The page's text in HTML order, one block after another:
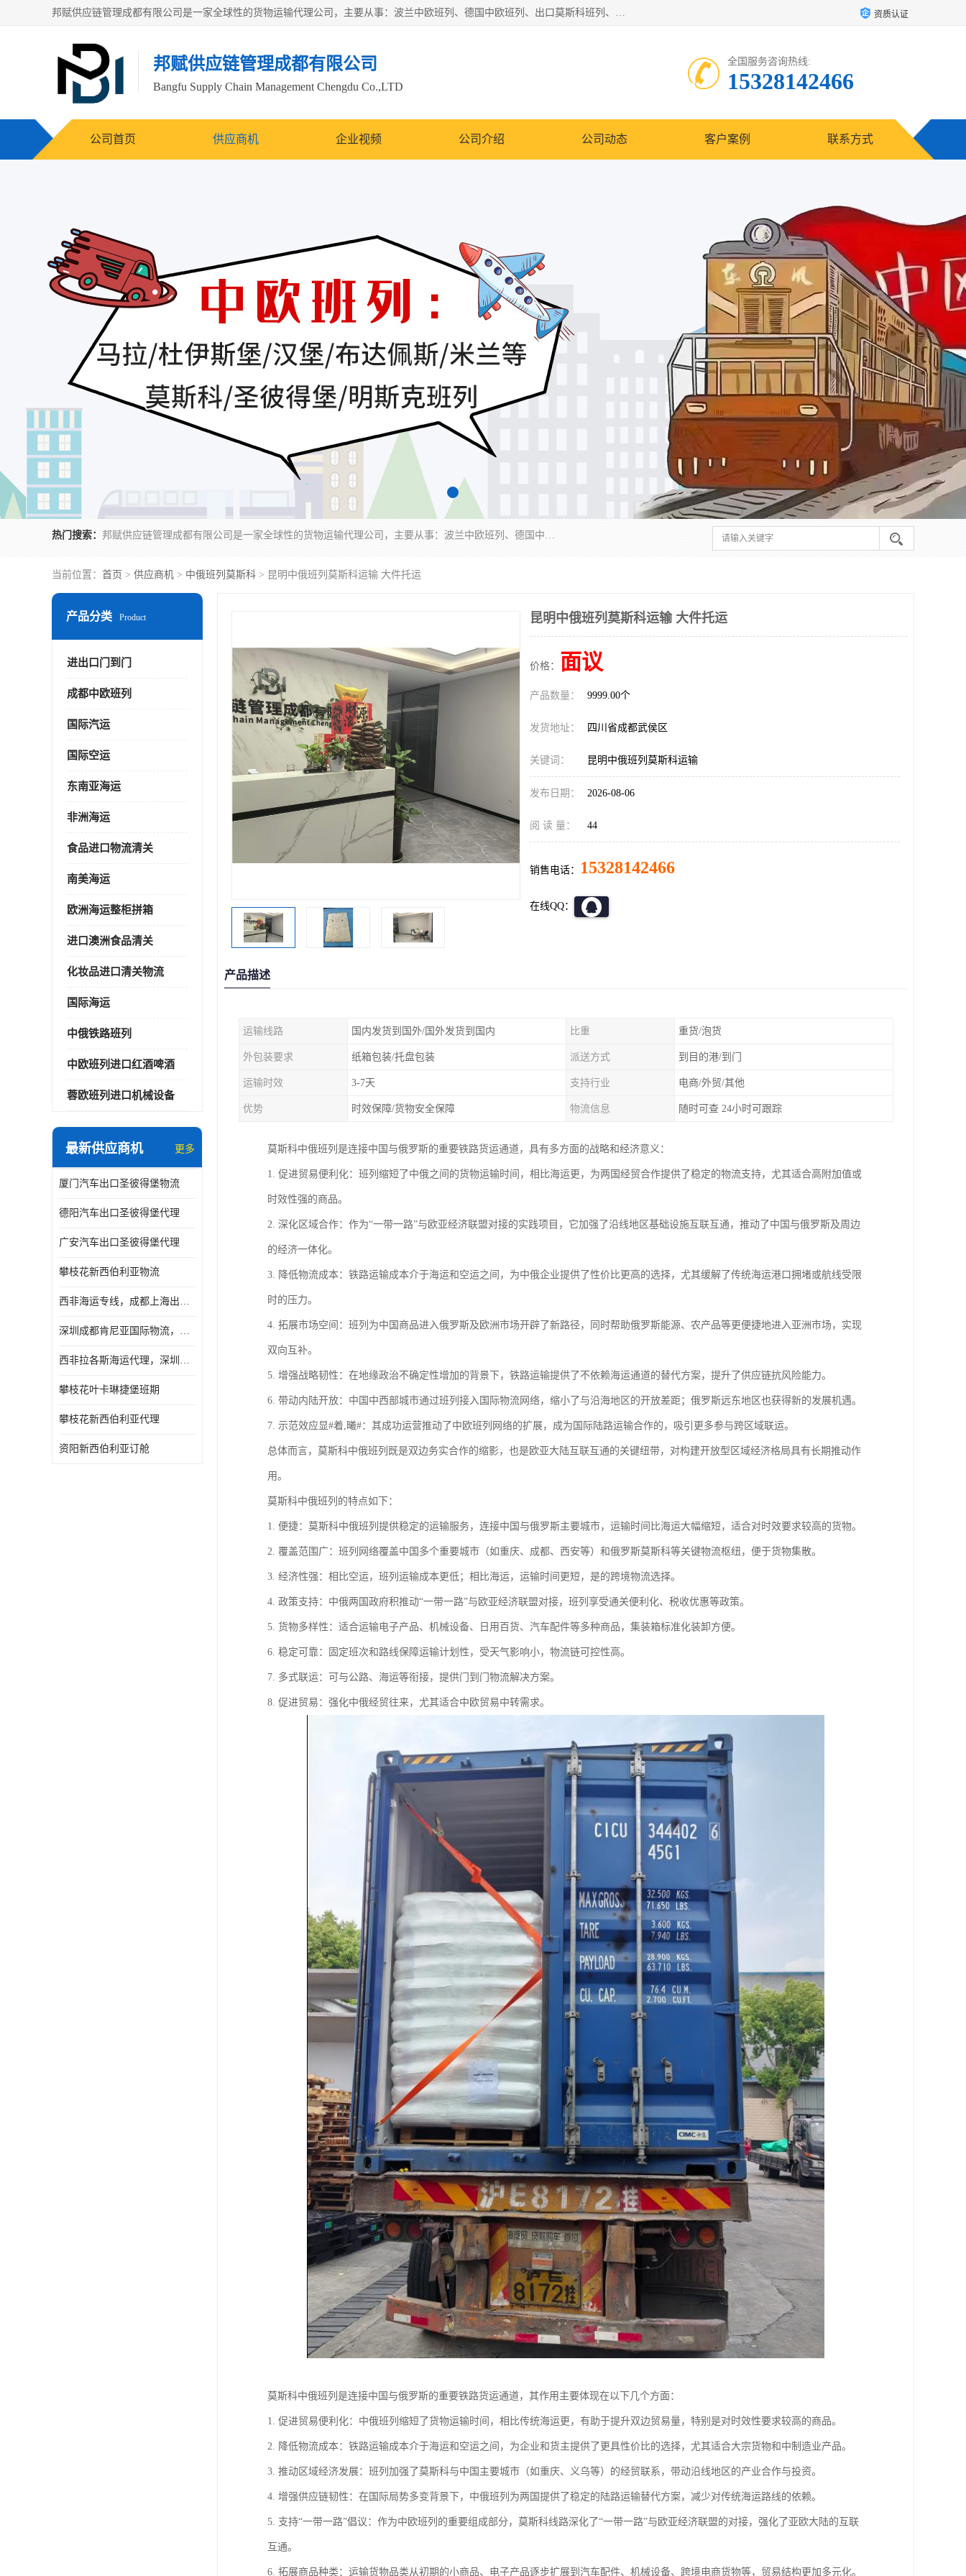
邦赋供应链管理成都有限公司是一家全球性的货物运输代理公司，主要从事：波兰中欧班列、德国中欧班列、出口莫斯科班列、中欧班列进口、蓉欧铁路、成都出口空运等业务，同时亦提供报关、报检、仓储、码头操作等服务。 资质认证
邦赋供应链管理成都有限公司
Bangfu Supply Chain Management Chengdu Co.,LTD
全国服务咨询热线:
15328142466
公司首页 供应商机 企业视频 公司介绍 公司动态 客户案例 联系方式
热门搜索： 邦赋供应链管理成都有限公司是一家全球性的货物运输代理公司，主要从事：波兰中欧班列、德国中欧班列、出口莫斯科班列、中欧班列进口、蓉欧铁路、成都出口空运等业务，同时亦提供报关、报检、仓储、码头操作等服务。
当前位置： 首页 > 供应商机 > 中俄班列莫斯科 > 昆明中俄班列莫斯科运输 大件托运
产品分类 Product
进出口门到门
成都中欧班列
国际汽运
国际空运
东南亚海运
非洲海运
食品进口物流清关
南美海运
欧洲海运整柜拼箱
进口澳洲食品清关
化妆品进口清关物流
国际海运
中俄铁路班列
中欧班列进口红酒啤酒
蓉欧班列进口机械设备
最新供应商机 更多
厦门汽车出口圣彼得堡物流
德阳汽车出口圣彼得堡代理
广安汽车出口圣彼得堡代理
攀枝花新西伯利亚物流
西非海运专线，成都上海出口纳米比亚海运
深圳成都肯尼亚国际物流，成都非洲物流公司
西非拉各斯海运代理，深圳成都拉各斯海运
攀枝花叶卡琳捷堡班期
攀枝花新西伯利亚代理
资阳新西伯利亚订舱
昆明中俄班列莫斯科运输 大件托运
价格： 面议
产品数量： 9999.00个
发货地址： 四川省成都武侯区
关键词： 昆明中俄班列莫斯科运输
发布日期： 2026-08-06
阅 读 量： 44
销售电话： 15328142466
在线QQ：
产品描述
运输线路 国内发货到国外/国外发货到国内 比重 重货/泡货
外包装要求 纸箱包装/托盘包装 派送方式 到目的港/到门
运输时效 3-7天 支持行业 电商/外贸/其他
优势 时效保障/货物安全保障 物流信息 随时可查 24小时可跟踪
莫斯科中俄班列是连接中国与俄罗斯的重要铁路货运通道，具有多方面的战略和经济意义：
1. 促进贸易便利化：班列缩短了中俄之间的货物运输时间，相比海运更，为两国经贸合作提供了稳定的物流支持，尤其适合高附加值或
时效性强的商品。
2. 深化区域合作：作为“一带一路”与欧亚经济联盟对接的实践项目，它加强了沿线地区基础设施互联互通，推动了中国与俄罗斯及周边
的经济一体化。
3. 降低物流成本：铁路运输成本介于海运和空运之间，为中俄企业提供了性价比更高的选择，尤其缓解了传统海运港口拥堵或航线受限
时的压力。
4. 拓展市场空间：班列为中国商品进入俄罗斯及欧洲市场开辟了新路径，同时帮助俄罗斯能源、农产品等更便捷地进入亚洲市场，实现
双向互补。
5. 增强战略韧性：在地缘政治不确定性增加的背景下，铁路运输提供了不依赖海运通道的替代方案，提升了供应链抗风险能力。
6. 带动内陆开放：中国中西部城市通过班列接入国际物流网络，缩小了与沿海地区的开放差距；俄罗斯远东地区也获得新的发展机遇。
7. 示范效应显#着,曦#：其成功运营推动了中欧班列网络的扩展，成为国际陆路运输合作的，吸引更多参与跨区域联运。
总体而言，莫斯科中俄班列既是双边务实合作的缩影，也是欧亚大陆互联互通的关键纽带，对构建开放型区域经济格局具有长期推动作
用。
莫斯科中俄班列的特点如下：
1. 便捷：莫斯科中俄班列提供稳定的运输服务，连接中国与俄罗斯主要城市，运输时间比海运大幅缩短，适合对时效要求较高的货物。
2. 覆盖范围广：班列网络覆盖中国多个重要城市（如重庆、成都、西安等）和俄罗斯莫斯科等关键物流枢纽，便于货物集散。
3. 经济性强：相比空运，班列运输成本更低；相比海运，运输时间更短，是的跨境物流选择。
4. 政策支持：中俄两国政府积推动“一带一路”与欧亚经济联盟对接，班列享受通关便利化、税收优惠等政策。
5. 货物多样性：适合运输电子产品、机械设备、日用百货、汽车配件等多种商品，集装箱标准化装卸方便。
6. 稳定可靠：固定班次和路线保障运输计划性，受天气影响小，物流链可控性高。
7. 多式联运：可与公路、海运等衔接，提供门到门物流解决方案。
8. 促进贸易：强化中俄经贸往来，尤其适合中欧贸易中转需求。
莫斯科中俄班列是连接中国与俄罗斯的重要铁路货运通道，其作用主要体现在以下几个方面：
1. 促进贸易便利化：中俄班列缩短了货物运输时间，相比传统海运更，有助于提升双边贸易量，特别是对时效性要求较高的商品。
2. 降低物流成本：铁路运输成本介于海运和空运之间，为企业和货主提供了更具性价比的选择，尤其适合大宗货物和中制造业产品。
3. 推动区域经济发展：班列加强了莫斯科与中国主要城市（如重庆、义乌等）的经贸联系，带动沿线地区的产业合作与投资。
4. 增强供应链韧性：在国际局势多变背景下，中俄班列为两国提供了稳定的陆路运输替代方案，减少对传统海运路线的依赖。
5. 支持“一带一路”倡议：作为中欧班列的重要组成部分，莫斯科线路深化了“一带一路”与欧亚经济联盟的对接，强化了亚欧大陆的互联
互通。
6. 拓展商品种类：运输货物品类从初期的小商品、电子产品逐步扩展到汽车配件、机械设备、跨境电商货物等，贸易结构更加多元化。